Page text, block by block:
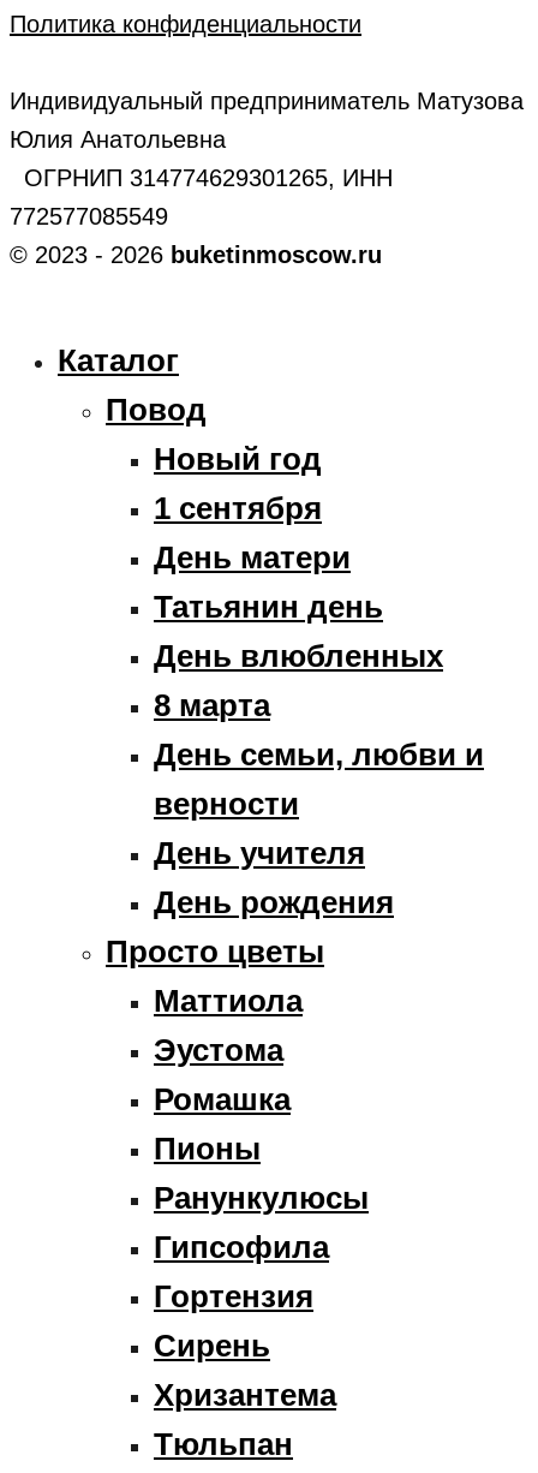
Политика конфиденциальности
Индивидуальный предприниматель Матузова
Юлия Анатольевна
ОГРНИП 314774629301265, ИНН
772577085549
© 2023 - 2026 buketinmoscow.ru
Каталог
Повод
Новый год
1 сентября
День матери
Татьянин день
День влюбленных
8 марта
День семьи, любви и
верности
День учителя
День рождения
Просто цветы
Маттиола
Эустома
Ромашка
Пионы
Ранункулюсы
Гипсофила
Гортензия
Сирень
Хризантема
Тюльпан